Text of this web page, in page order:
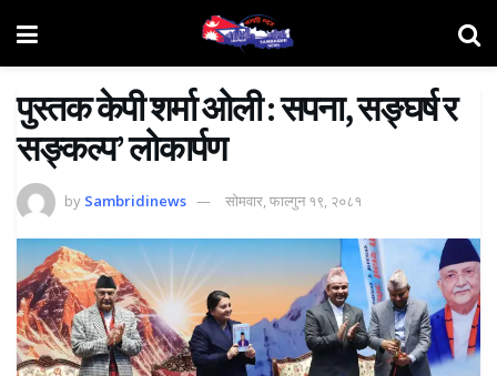
पुस्तक केपी शर्मा ओली : सपना, सङ्घर्ष र
सङ्कल्प’ लोकार्पण
by Sambridinews सोमवार, फाल्गुन १९, २०८१